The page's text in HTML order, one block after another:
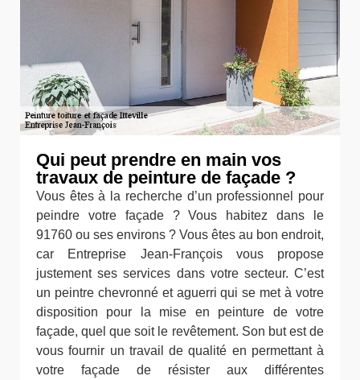
Qui peut prendre en main vos
travaux de peinture de façade ?
Vous êtes à la recherche d’un professionnel pour
peindre votre façade ? Vous habitez dans le
91760 ou ses environs ? Vous êtes au bon endroit,
car Entreprise Jean-François vous propose
justement ses services dans votre secteur. C’est
un peintre chevronné et aguerri qui se met à votre
disposition pour la mise en peinture de votre
façade, quel que soit le revêtement. Son but est de
vous fournir un travail de qualité en permettant à
votre façade de résister aux différentes